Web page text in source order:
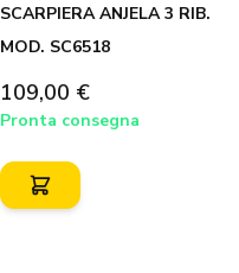
SCARPIERA ANJELA 3 RIB.
MOD. SC6518
109,00 €
Pronta consegna